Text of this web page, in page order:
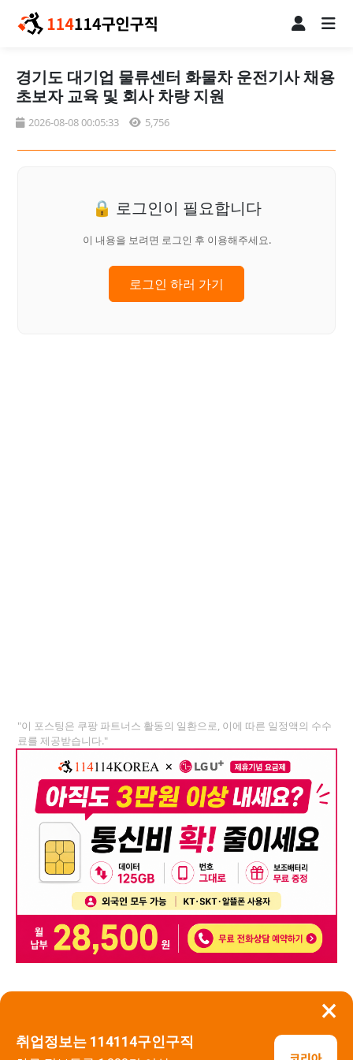
×
취업정보는 114114구인구직
경기도 대기업 물류센터 화물차 운전기사 채용
초보자 교육 및 회사 차량 지원
2026-08-08 00:05:33 5,756
🔒 로그인이 필요합니다
이 내용을 보려면 로그인 후 이용해주세요.
로그인 하러 가기
"이 포스팅은 쿠팡 파트너스 활동의 일환으로, 이에 따른 일정액의 수수
료를 제공받습니다."